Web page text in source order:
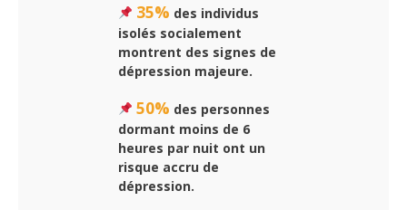
35% des individus
isolés socialement
montrent des signes de
dépression majeure.
50% des personnes
dormant moins de 6
heures par nuit ont un
risque accru de
dépression.